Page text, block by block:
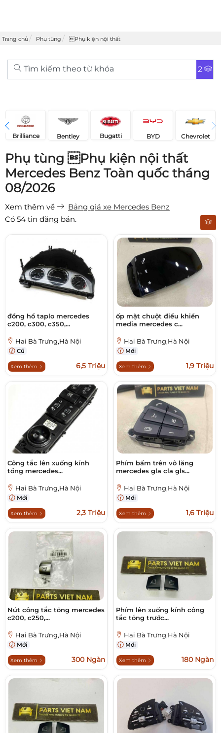
Trang chủ Phụ tùng Phụ kiện nội thất
Tìm kiếm theo từ khóa 2
Brilliance Bentley Bugatti BYD Chevrolet
Phụ tùng Phụ kiện nội thất
Mercedes Benz Toàn quốc tháng
08/2026
Xem thêm về
Bảng giá xe Mercedes Benz
Có 54 tin đăng bán.
đồng hồ taplo mercedes
c200, c300, c350,...
Hai Bà Trưng,Hà Nội
Cũ
Xem thêm 6,5 Triệu
ốp mặt chuột điều khiển
media mercedes c...
Hai Bà Trưng,Hà Nội
Mới
Xem thêm 1,9 Triệu
Công tắc lên xuống kính
tổng mercedes...
Hai Bà Trưng,Hà Nội
Mới
Xem thêm 2,3 Triệu
Phím bấm trên vô lăng
mercedes gla cla gls...
Hai Bà Trưng,Hà Nội
Mới
Xem thêm 1,6 Triệu
Nút công tắc tổng mercedes
c200, c250,...
Hai Bà Trưng,Hà Nội
Mới
Xem thêm 300 Ngàn
Phím lên xuống kính công
tắc tổng trước...
Hai Bà Trưng,Hà Nội
Mới
Xem thêm 180 Ngàn